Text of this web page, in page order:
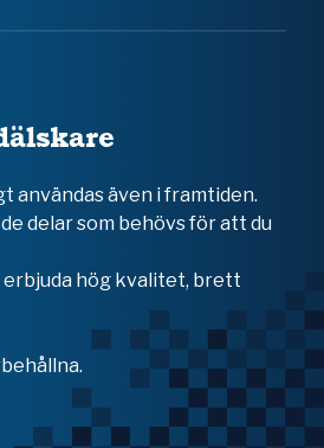
användas även i framtiden.
delar som behövs för att du
erbjuda hög kvalitet, brett